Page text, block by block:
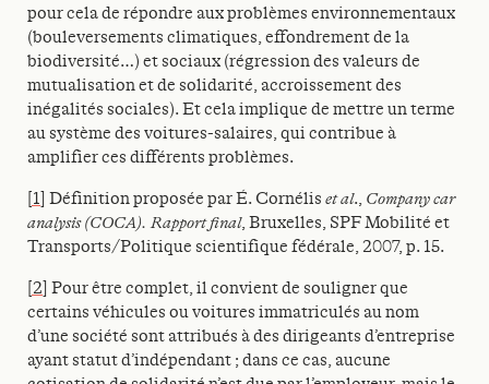
pour cela de répondre aux problèmes environnementaux
(bouleversements climatiques, effondrement de la
biodiversité…) et sociaux (régression des valeurs de
mutualisation et de solidarité, accroissement des
inégalités sociales). Et cela implique de mettre un terme
au système des voitures-salaires, qui contribue à
amplifier ces différents problèmes.
[1] Définition proposée par É. Cornélis et al., Company car
analysis (COCA). Rapport final, Bruxelles, SPF Mobilité et
Transports/Politique scientifique fédérale, 2007, p. 15.
[2] Pour être complet, il convient de souligner que
certains véhicules ou voitures immatriculés au nom
d’une société sont attribués à des dirigeants d’entreprise
ayant statut d’indépendant ; dans ce cas, aucune